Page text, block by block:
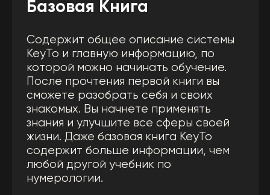
Глубокая детализация:
Профессиональная Книга
Второй уровень погружает вас в
детализацию каждой энергии. Это
продолжение первой книги KeyTo —
самый современный и полный учебник
по Цифровой Психологии. Данное
пособие подходит для мастеров и
профессиональных нумерологов,
которые хотят получить самые
совершенные знания. Вы сможете
помогать людям и проводить
консультации.